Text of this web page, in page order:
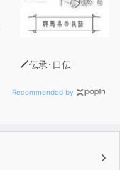
だひたすら聞き流
語をいったん忘れ
自身も同じ過ちを
しましたが、英語
で多くの
伝承･口伝
Recommended by